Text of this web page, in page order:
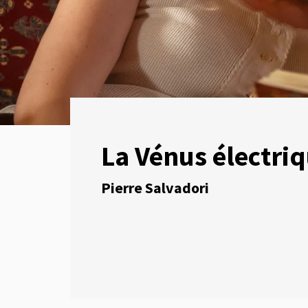
La Vénus
Pierre Salvadori